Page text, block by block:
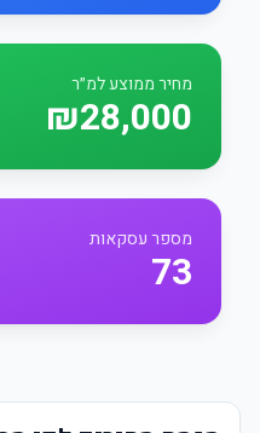
מחיר ממוצע למ״ר
₪28,000
מספר עסקאות
73